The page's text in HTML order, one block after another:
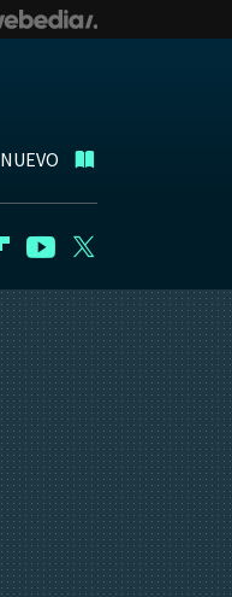
NUEVO
Flipboard
Youtube